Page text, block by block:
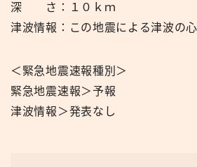
深 さ：１０ｋｍ
津波情報：この地震による津波の
＜緊急地震速報種別＞
緊急地震速報＞予報
津波情報＞発表なし